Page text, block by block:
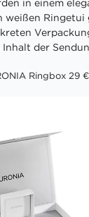
in einem
Ringetui
der
Ringbox 29